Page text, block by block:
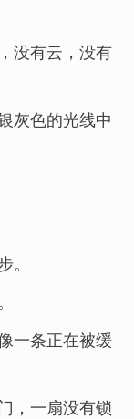
没有云，没有
灰色的光线中
一条正在被缓
，一扇没有锁